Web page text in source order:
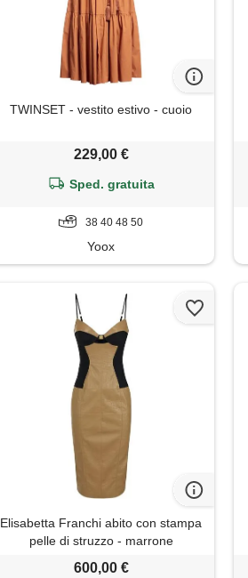
TWINSET - vestito estivo - cuoio
229,00 €
Sped. gratuita
38 40 48 50
Yoox
Elisabetta Franchi abito con stampa
pelle di struzzo - marrone
600,00 €